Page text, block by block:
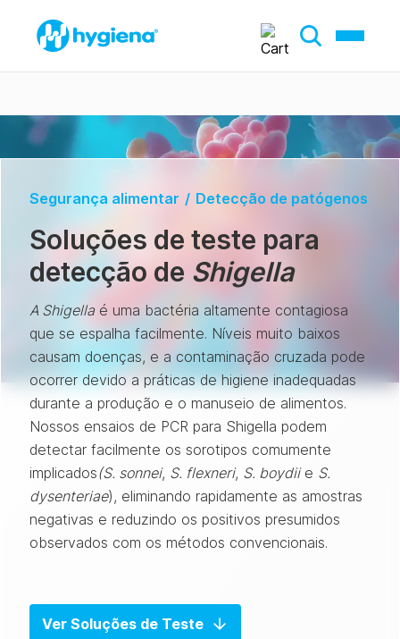
Segurança alimentar / Detecção de patógenos
Soluções de teste para
detecção de Shigella
A Shigella é uma bactéria altamente contagiosa
que se espalha facilmente. Níveis muito baixos
causam doenças, e a contaminação cruzada pode
ocorrer devido a práticas de higiene inadequadas
durante a produção e o manuseio de alimentos.
Nossos ensaios de PCR para Shigella podem
detectar facilmente os sorotipos comumente
implicados(S. sonnei, S. flexneri, S. boydiie S.
dysenteriae), eliminando rapidamente as amostras
negativas e reduzindo os positivos presumidos
observados com os métodos convencionais.
Ver Soluções de Teste